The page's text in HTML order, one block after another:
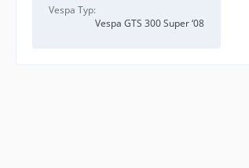
Vespa Typ
Vespa GTS 300 Super ‘08